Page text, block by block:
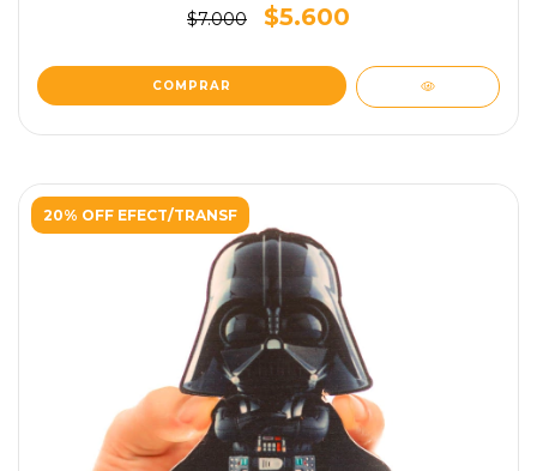
$7.000 $5.600
20% OFF EFECT/TRANSF